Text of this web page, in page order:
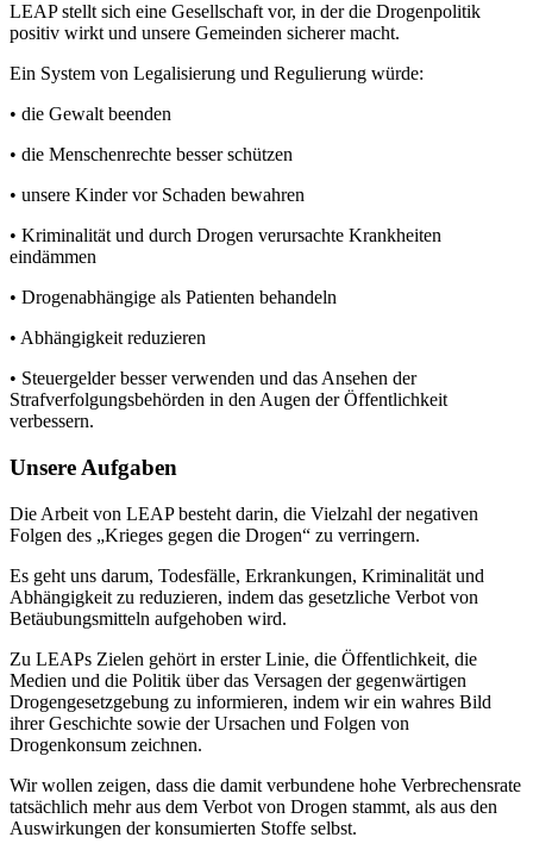
LEAP stellt sich eine Gesellschaft vor, in der die Drogenpolitik
positiv wirkt und unsere Gemeinden sicherer macht.
Ein System von Legalisierung und Regulierung würde:
• die Gewalt beenden
• die Menschenrechte besser schützen
• unsere Kinder vor Schaden bewahren
• Kriminalität und durch Drogen verursachte Krankheiten
eindämmen
• Drogenabhängige als Patienten behandeln
• Abhängigkeit reduzieren
• Steuergelder besser verwenden und das Ansehen der
Strafverfolgungsbehörden in den Augen der Öffentlichkeit
verbessern.
Unsere Aufgaben
Die Arbeit von LEAP besteht darin, die Vielzahl der negativen
Folgen des „Krieges gegen die Drogen“ zu verringern.
Es geht uns darum, Todesfälle, Erkrankungen, Kriminalität und
Abhängigkeit zu reduzieren, indem das gesetzliche Verbot von
Betäubungsmitteln aufgehoben wird.
Zu LEAPs Zielen gehört in erster Linie, die Öffentlichkeit, die
Medien und die Politik über das Versagen der gegenwärtigen
Drogengesetzgebung zu informieren, indem wir ein wahres Bild
ihrer Geschichte sowie der Ursachen und Folgen von
Drogenkonsum zeichnen.
Wir wollen zeigen, dass die damit verbundene hohe Verbrechensrate
tatsächlich mehr aus dem Verbot von Drogen stammt, als aus den
Auswirkungen der konsumierten Stoffe selbst.